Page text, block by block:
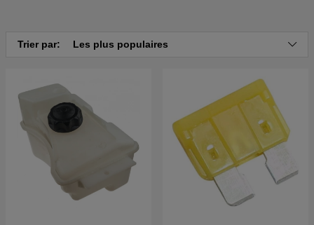
Trier par: Les plus populaires